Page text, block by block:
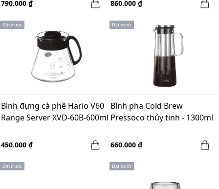
790.000 ₫ 860.000 ₫
Đặt trước
Bình đựng cà phê Hario V60
Range Server XVD-60B-600ml
450.000 ₫
Đặt trước
Bình pha Cold Brew
Pressoco thủy tinh - 1300ml
660.000 ₫
Đặt trước Đặt trước